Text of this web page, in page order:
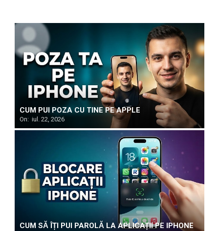
CUM PUI POZA CU TINE PE APPLE
On: iul. 22, 2026
CUM SĂ ÎȚI PUI PAROLĂ LA APLICAȚII PE IPHONE